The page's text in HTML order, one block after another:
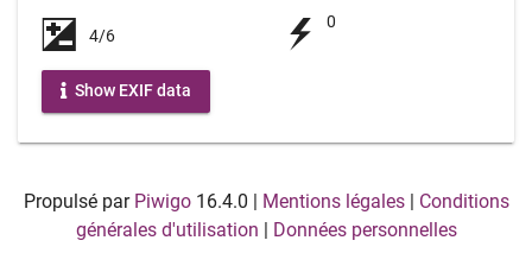
4/6
0
Show EXIF data
Propulsé par Piwigo16.4.0 | Mentions légales| Conditions
générales d'utilisation | Données personnelles